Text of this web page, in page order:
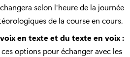
selon l'heure de la journée
de la course en cours.
en texte et du texte en voix :
options pour échanger avec les